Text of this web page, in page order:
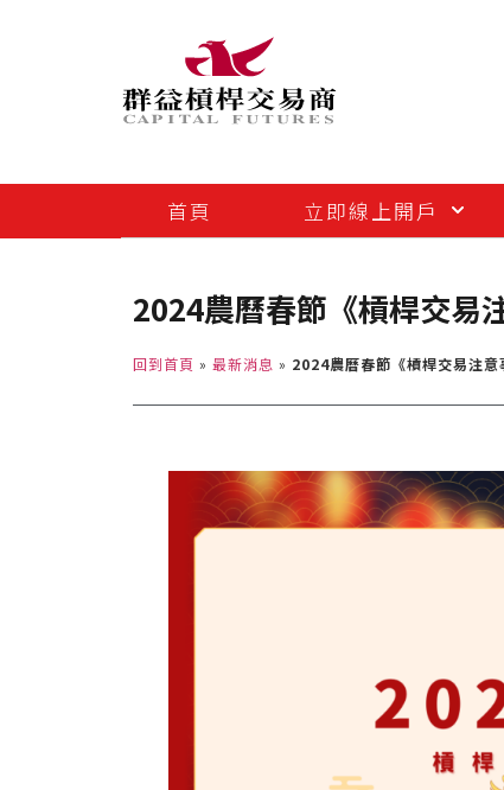
首頁 立即線上開戶
2024農曆春節《槓桿交易
回到首頁 » 最新消息 » 2024農曆春節《槓桿交易注意